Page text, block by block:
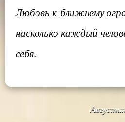
Любовь к ближнему
насколько каждый
себя.